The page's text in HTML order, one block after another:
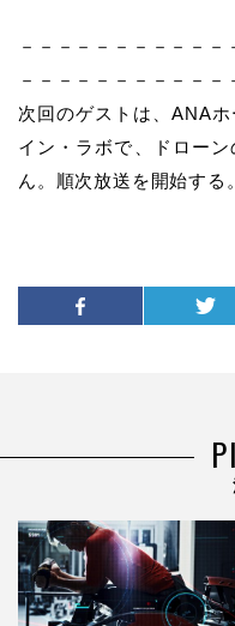
－－－－－－－－－－－
－－－－－－－－－－－
次回のゲストは、ANA
イン・ラボで、ドロー
ん。順次放送を開始する。